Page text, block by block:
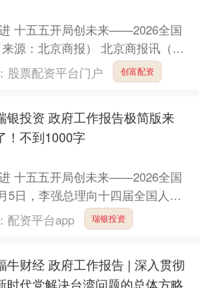
十五五开局创未来——2026全国
源：北京商报） 北京商报讯（记
届全国人大四次会议开幕会在北
股票配资平台门户 创富配资
银投资 政府工作报告极简版来
！不到1000字
十五五开局创未来——2026全国
5日，李强总理向十四届全国人大
告，要点如下： 一、2025年工
配资平台app 瑞银投资
牛财经 政府工作报告 | 深入贯彻
时代党解决台湾问题的总体方略